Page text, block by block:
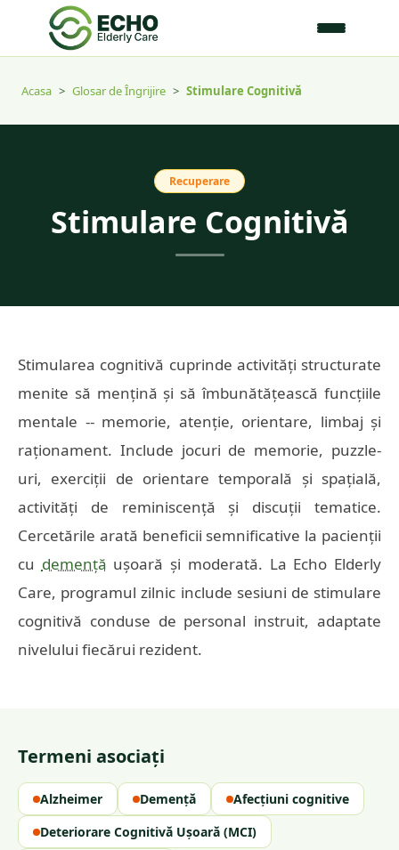
Acasa > Glosar de Îngrijire > Stimulare Cognitivă
Recuperare
Stimulare Cognitivă
Stimularea cognitivă cuprinde activități structurate
menite să mențină și să îmbunătățească funcțiile
mentale -- memorie, atenție, orientare, limbaj și
raționament. Include jocuri de memorie, puzzle-
uri, exerciții de orientare temporală și spațială,
activități de reminiscență și discuții tematice.
Cercetările arată beneficii semnificative la pacienții
cu demență ușoară și moderată. La Echo Elderly
Care, programul zilnic include sesiuni de stimulare
cognitivă conduse de personal instruit, adaptate
nivelului fiecărui rezident.
Termeni asociați
Alzheimer Demență
Afecțiuni cognitive
Deteriorare Cognitivă Ușoară (MCI)